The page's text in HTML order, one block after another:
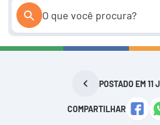
POSTADO EM 11
COMPARTILHAR